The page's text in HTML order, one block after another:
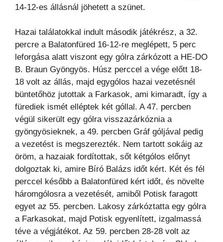
14-12-es állásnál jöhetett a szünet.
Hazai találatokkal indult második játékrész, a 32.
percre a Balatonfüred 16-12-re meglépett, 5 perc
leforgása alatt viszont egy gólra zárkózott a HE-DO
B. Braun Gyöngyös. Húsz perccel a vége előtt 18-
18 volt az állás, majd egygólos hazai vezetésnél
büntetőhöz jutottak a Farkasok, ami kimaradt, így a
fürediek ismét elléptek két góllal. A 47. percben
végül sikerült egy gólra visszazárkóznia a
gyöngyösieknek, a 49. percben Gráf góljával pedig
a vezetést is megszerezték. Nem tartott sokáig az
öröm, a hazaiak fordítottak, sőt kétgólos előnyt
dolgoztak ki, amire Bíró Balázs időt kért. Két és fél
perccel később a Balatonfüred kért időt, és növelte
háromgólosra a vezetését, amiből Potisk faragott
egyet az 55. percben. Lakosy zárkóztatta egy gólra
a Farkasokat, majd Potisk egyenlített, izgalmassá
téve a végjátékot. Az 59. percben 28-28 volt az